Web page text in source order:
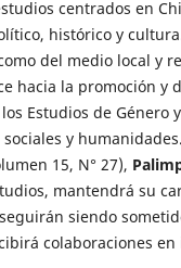
centrados en
histórico y
del medio local y
hacia la promoción y
Estudios de Género
y
15, N° 27),
mantendrá su
siendo
colaboraciones